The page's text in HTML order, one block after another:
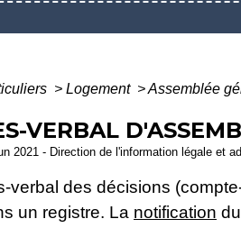
> Logement >Assemblée
VERBAL
2021 - Direction de l'information légale et
verbal des décisions
un registre. La notification